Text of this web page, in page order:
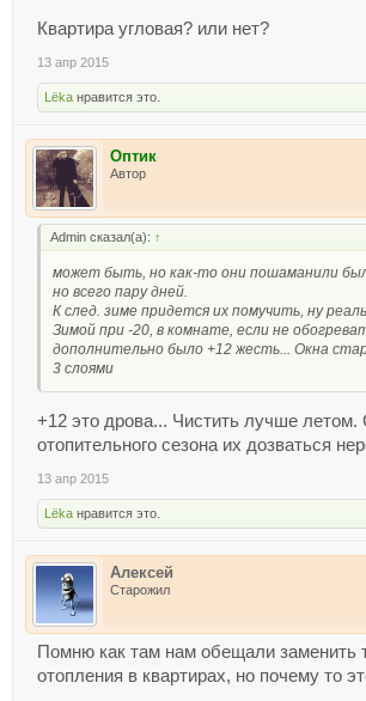
Квартира угловая? или нет?
13 апр 2015
Lёka нравится это.
Оптик
Автор
Admin сказал(а): ↑
может быть, но как-то они пошаманили
но всего пару дней.
К след. зиме придется их помучить, ну
Зимой при -20, в комнате, если не
дополнительно было +12 жесть... Окна
3 слоями
+12 это дрова... Чистить лучше
отопительного сезона их дозваться
13 апр 2015
Lёka нравится это.
Алексей
Старожил
Помню как там нам обещали заменить
отопления в квартирах, но почему то